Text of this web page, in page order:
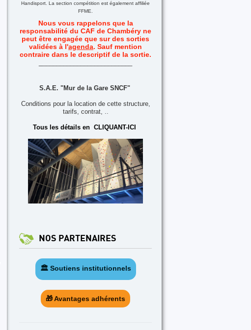
Handisport. La section compétition est également affiliée
FFME.
Nous vous rappelons que la
responsabilité du CAF de Chambéry ne
peut être engagée que sur des sorties
validées à l'agenda. Sauf mention
contraire dans le descriptif de la sortie.
S.A.E. "Mur de la Gare SNCF"
Conditions pour la location de cette structure,
tarifs, contrat, ..
Tous les détails en CLIQUANT-ICI
NOS PARTENAIRES
🏛️ Soutiens institutionnels
🎁 Avantages adhérents